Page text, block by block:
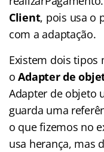
Client, pois usa o
com a adaptação.
Existem dois tipos
oAdapter de
Adapter de objeto
guarda uma
o que fizemos no
usa herança, mas